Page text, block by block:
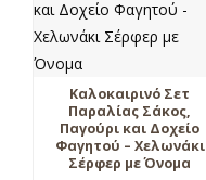
Καλοκαιρινό Σετ
Παραλίας Σάκος,
Παγούρι και Δοχείο
Φαγητού – Χελωνάκι
Σέρφερ με Όνομα